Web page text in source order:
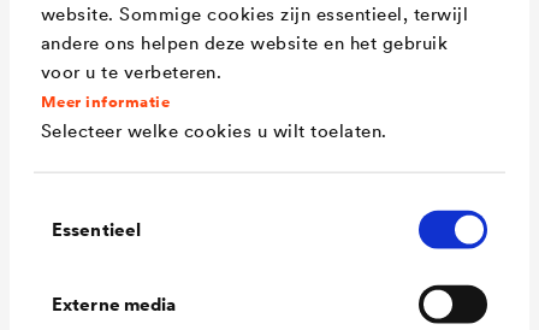
website. Sommige cookies zijn essentieel, terwijl
andere ons helpen deze website en het gebruik
voor u te verbeteren.
Meer informatie
Selecteer welke cookies u wilt toelaten.
Essentieel
Externe media
Toepassingen
Wood varnish
Agriculture
Automotive
Rail industry
Services
Downloadcenter
Referenties
Academy
Bedrijf
Bedrijfsstructuur & management
Innovation
Contact Coatings Benelux
Tel.+32 11 822 823